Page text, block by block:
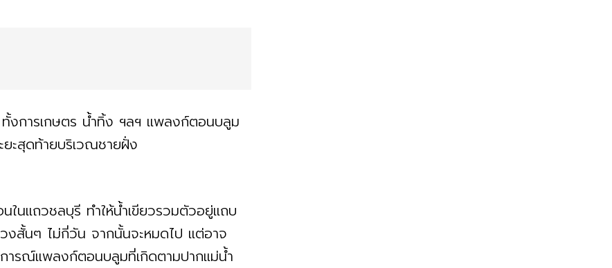
ทั้งการเกษตร น้ำทิ้ง ฯลฯ แพลงก์ตอนบลูม
ยะสุดท้ายบริเวณชายฝั่ง
ในแถวชลบุรี ทำให้น้ำเขียวรวมตัวอยู่แถบ
สั้นๆ ไม่กี่วัน จากนั้นจะหมดไป แต่อาจ
ารณ์แพลงก์ตอนบลูมที่เกิดตามปากแม่น้ำ